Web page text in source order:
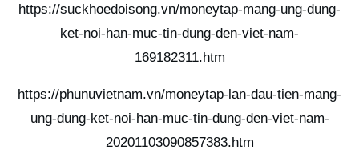
https://suckhoedoisong.vn/moneytap-mang-ung-dung-
ket-noi-han-muc-tin-dung-den-viet-nam-
169182311.htm
https://phunuvietnam.vn/moneytap-lan-dau-tien-mang-
ung-dung-ket-noi-han-muc-tin-dung-den-viet-nam-
20201103090857383.htm